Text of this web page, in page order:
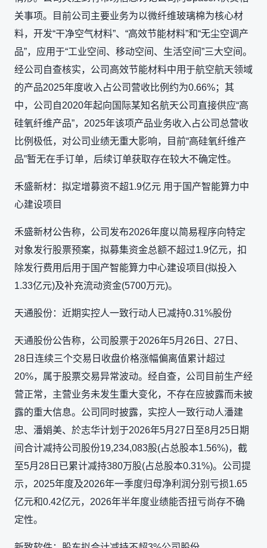
关事项。目前公司主要业务为以微纤维玻璃棉为核心材
料，开发“干净空气材料”、“高效节能材料”和“无尘空调产
品”，应用于“工业空间、移动空间、生活空间”三大空间。
经公司自查核实，公司高效节能材料中用于航空航天领域
的产品2025年度收入占公司营收比例约为0.66%；其
中，公司自2020年起向国际某知名航天公司直接供应“高
硅氧纤维产品”，2025年该项产品业务收入占公司总营收
比例极低，对公司业绩无重大影响，目前“高硅氧纤维产
品”暂无在手订单，后续订单获取存在较大不确定性。
禾盛新材：拟定增募资不超1.9亿元 用于国产智能算力中
心建设项目
禾盛新材公告称，公司发布2026年度以简易程序向特定
对象发行股票预案，拟募集资金总额不超过1.9亿元，扣
除发行费用后用于国产智能算力中心建设项目(拟投入
1.33亿元)及补充流动资金(5700万元)。
天通股份：近期实控人一致行动人已减持0.31%股份
天通股份公告称，公司股票于2026年5月26日、27日、
28日连续三个交易日收盘价格涨幅偏离值累计超过
20%，属于股票交易异常波动。经自查，公司目前生产经
营正常，主营业务未发生重大变化，不存在应披露而未披
露的重大信息。公司同时披露，实控人一致行动人潘建
忠、潘娟美、於志华计划于2026年5月27日至8月25日期
间合计减持公司股份19,234,083股(占总股本1.56%)，截
至5月28日已累计减持380万股(占总股本0.31%)。公司提
示，2025年度及2026年一季度归母净利润分别亏损1.65
亿元和0.42亿元，2026年半年度业绩能否扭亏尚存不确
定性。